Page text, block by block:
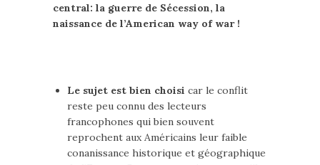
central: la guerre de Sécession, la
naissance de l’American way of war !
Le sujet est bien choisi car le conflit
reste peu connu des lecteurs
francophones qui bien souvent
reprochent aux Américains leur faible
conanissance historique et géographique